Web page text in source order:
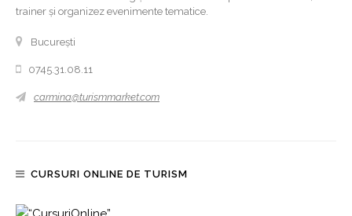
trainer și organizez evenimente tematice.
București
0745.31.08.11
carmina@turismmarket.com
CURSURI ONLINE DE TURISM